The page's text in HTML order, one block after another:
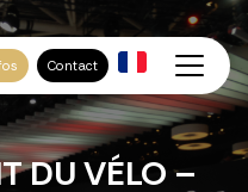
Contact
DU VÉLO –